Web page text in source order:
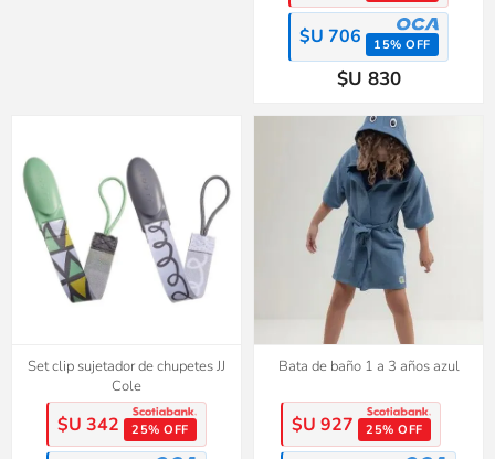
$U 706 15% OFF
$U 830
Set clip sujetador de chupetes JJ
Cole
$U 342 25% OFF
Bata de baño 1 a 3 años azul
$U 927 25% OFF